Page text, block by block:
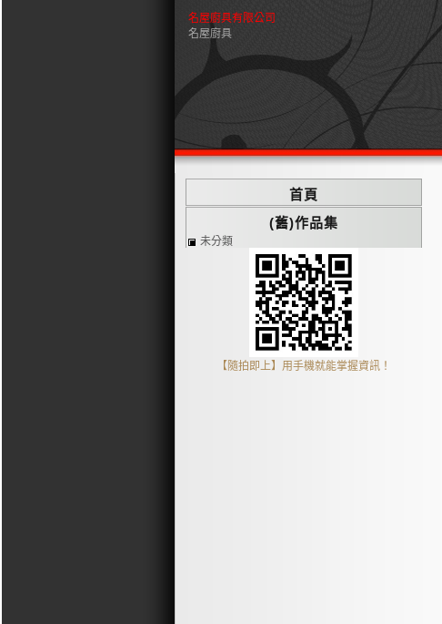
名屋廚具有限公司
名屋廚具
首頁
(舊)作品集
未分類
【隨拍即上】用手機就能掌握資訊！